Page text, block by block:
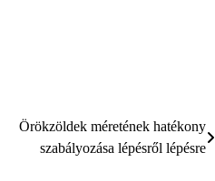
Örökzöldek méretének hatékony
szabályozása lépésről lépésre